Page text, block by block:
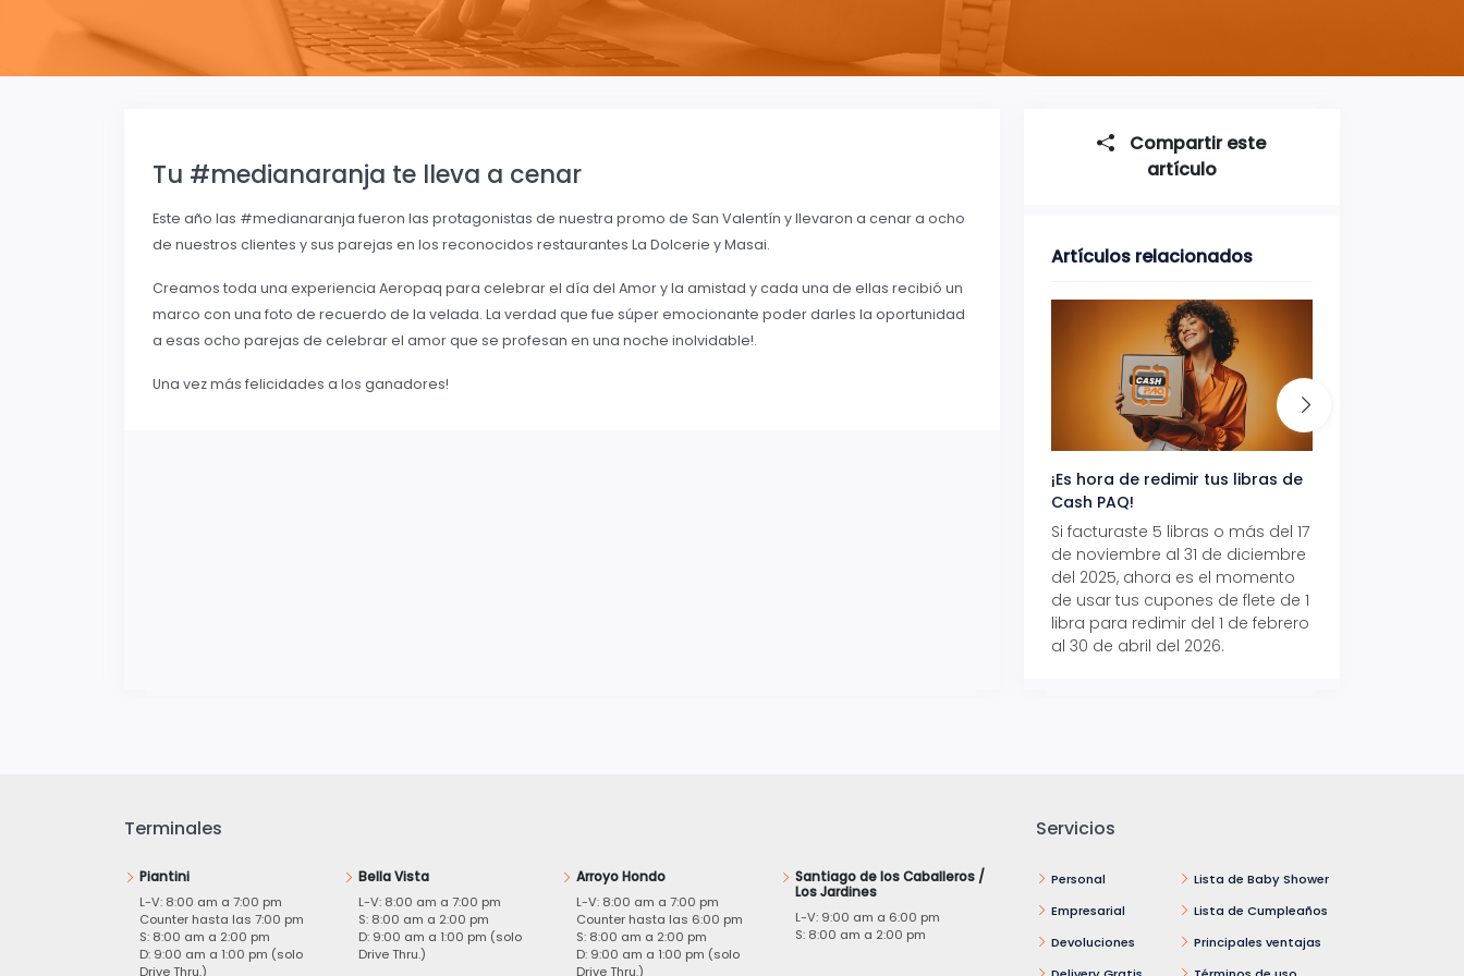
Tu #medianaranja te lleva a cenar
Este año las #medianaranja fueron las protagonistas de nuestra promo de San Valentín y llevaron a cenar a ocho
de nuestros clientes y sus parejas en los reconocidos restaurantes La Dolcerie y Masai.
Creamos toda una experiencia Aeropaq para celebrar el día del Amor y la amistad y cada una de ellas recibió un
marco con una foto de recuerdo de la velada. La verdad que fue súper emocionante poder darles la oportunidad
a esas ocho parejas de celebrar el amor que se profesan en una noche inolvidable!.
Una vez más felicidades a los ganadores!
Compartir este
artículo
Artículos relacionados
¡Es hora de redimir tus libras de
Cash PAQ!
Si facturaste 5 libras o más del 17
de noviembre al 31 de diciembre
del 2025, ahora es el momento
de usar tus cupones de flete de 1
libra para redimir del 1 de febrero
al 30 de abril del 2026.
Terminales
Piantini
L-V: 8:00 am a 7:00 pm
Counter hasta las 7:00 pm
S: 8:00 am a 2:00 pm
D: 9:00 am a 1:00 pm (solo
Drive Thru.)
Bella Vista
L-V: 8:00 am a 7:00 pm
S: 8:00 am a 2:00 pm
D: 9:00 am a 1:00 pm (solo
Drive Thru.)
Arroyo Hondo
L-V: 8:00 am a 7:00 pm
Counter hasta las 6:00 pm
S: 8:00 am a 2:00 pm
D: 9:00 am a 1:00 pm (solo
Drive Thru.)
Santiago de los Caballeros /
Los Jardines
L-V: 9:00 am a 6:00 pm
S: 8:00 am a 2:00 pm
Servicios
Personal
Empresarial
Devoluciones
Lista de Baby Shower
Lista de Cumpleaños
Principales ventajas